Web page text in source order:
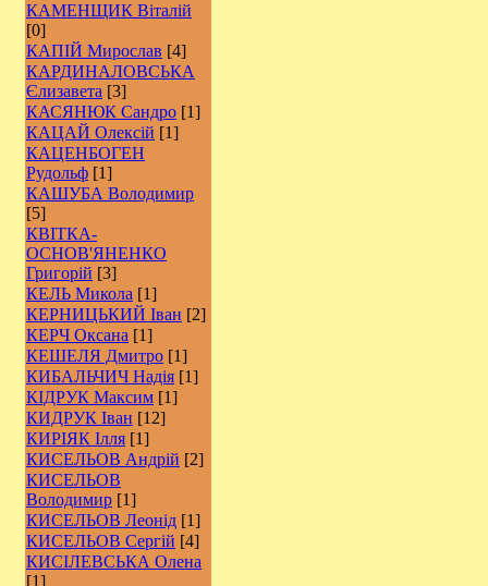
КАМЕНЩИК Віталій
[0]
КАПІЙ Мирослав [4]
КАРДИНАЛОВСЬКА
Єлизавета [3]
КАСЯНЮК Сандро [1]
КАЦАЙ Олексій [1]
КАЦЕНБОГЕН
Рудольф [1]
КАШУБА Володимир
[5]
КВІТКА-
ОСНОВ'ЯНЕНКО
Григорій [3]
КЕЛЬ Микола [1]
КЕРНИЦЬКИЙ Іван [2]
КЕРЧ Оксана [1]
КЕШЕЛЯ Дмитро [1]
КИБАЛЬЧИЧ Надія [1]
КІДРУК Максим [1]
КИДРУК Іван [12]
КИРІЯК Ілля [1]
КИСЕЛЬОВ Андрій [2]
КИСЕЛЬОВ
Володимир [1]
КИСЕЛЬОВ Леонід [1]
КИСЕЛЬОВ Сергій [4]
КИСІЛЕВСЬКА Олена
[1]